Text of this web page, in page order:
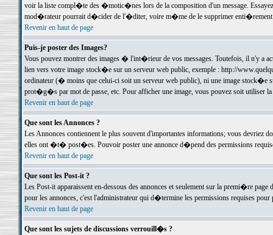
voir la liste compl�te des �motic�nes lors de la composition d'un message.
mod�rateur pourrait d�cider de l'�diter, voire m�me de le supprimer
Revenir en haut de page
Puis-je poster des Images?
Vous pouvez montrer des images � l'int�rieur de vos messages. Toutefois, il n'y a
lien vers votre image stock�e sur un serveur web public, exemple : http://
ordinateur (� moins que celui-ci soit un serveur web public), ni une image stock�e
prot�g�s par mot de passe, etc. Pour afficher une image, vous pouvez soit
Revenir en haut de page
Que sont les Annonces ?
Les Annonces contiennent le plus souvent d'importantes informations; vous devriez
elles ont �t� post�es. Pouvoir poster une annonce d�pend des permissions
Revenir en haut de page
Que sont les Post-it ?
Les Post-it apparaissent en-dessous des annonces et seulement sur la premi�re
pour les annonces, c'est l'administrateur qui d�termine les permissions requises pour
Revenir en haut de page
Que sont les sujets de discussions verrouill�s ?